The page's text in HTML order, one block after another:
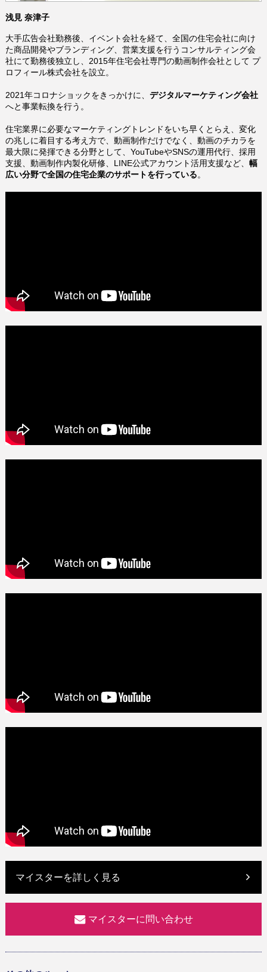
浅見 奈津子
大手広告会社勤務後、イベント会社を経て、全国の住宅会社に向け
た商品開発やブランディング、営業支援を行うコンサルティング会
社にて勤務後独立し、2015年住宅会社専門の動画制作会社として プ
ロフィール株式会社を設立。
2021年コロナショックをきっかけに、 デジタルマーケティング会社
へと事業転換を行う。
住宅業界に必要なマーケティングトレンドをいち早くとらえ、 変化
の兆しに着目する考え方で、 動画制作だけでなく、動画のチカラを
最大限に発揮できる分野として、YouTubeやSNSの運用代行、採用
支援、動画制作内製化研修、LINE公式アカウント活用支援など、 幅
広い分野で全国の住宅企業のサポートを行っている。
マイスターを詳しく見る
マイスターに問い合わせ